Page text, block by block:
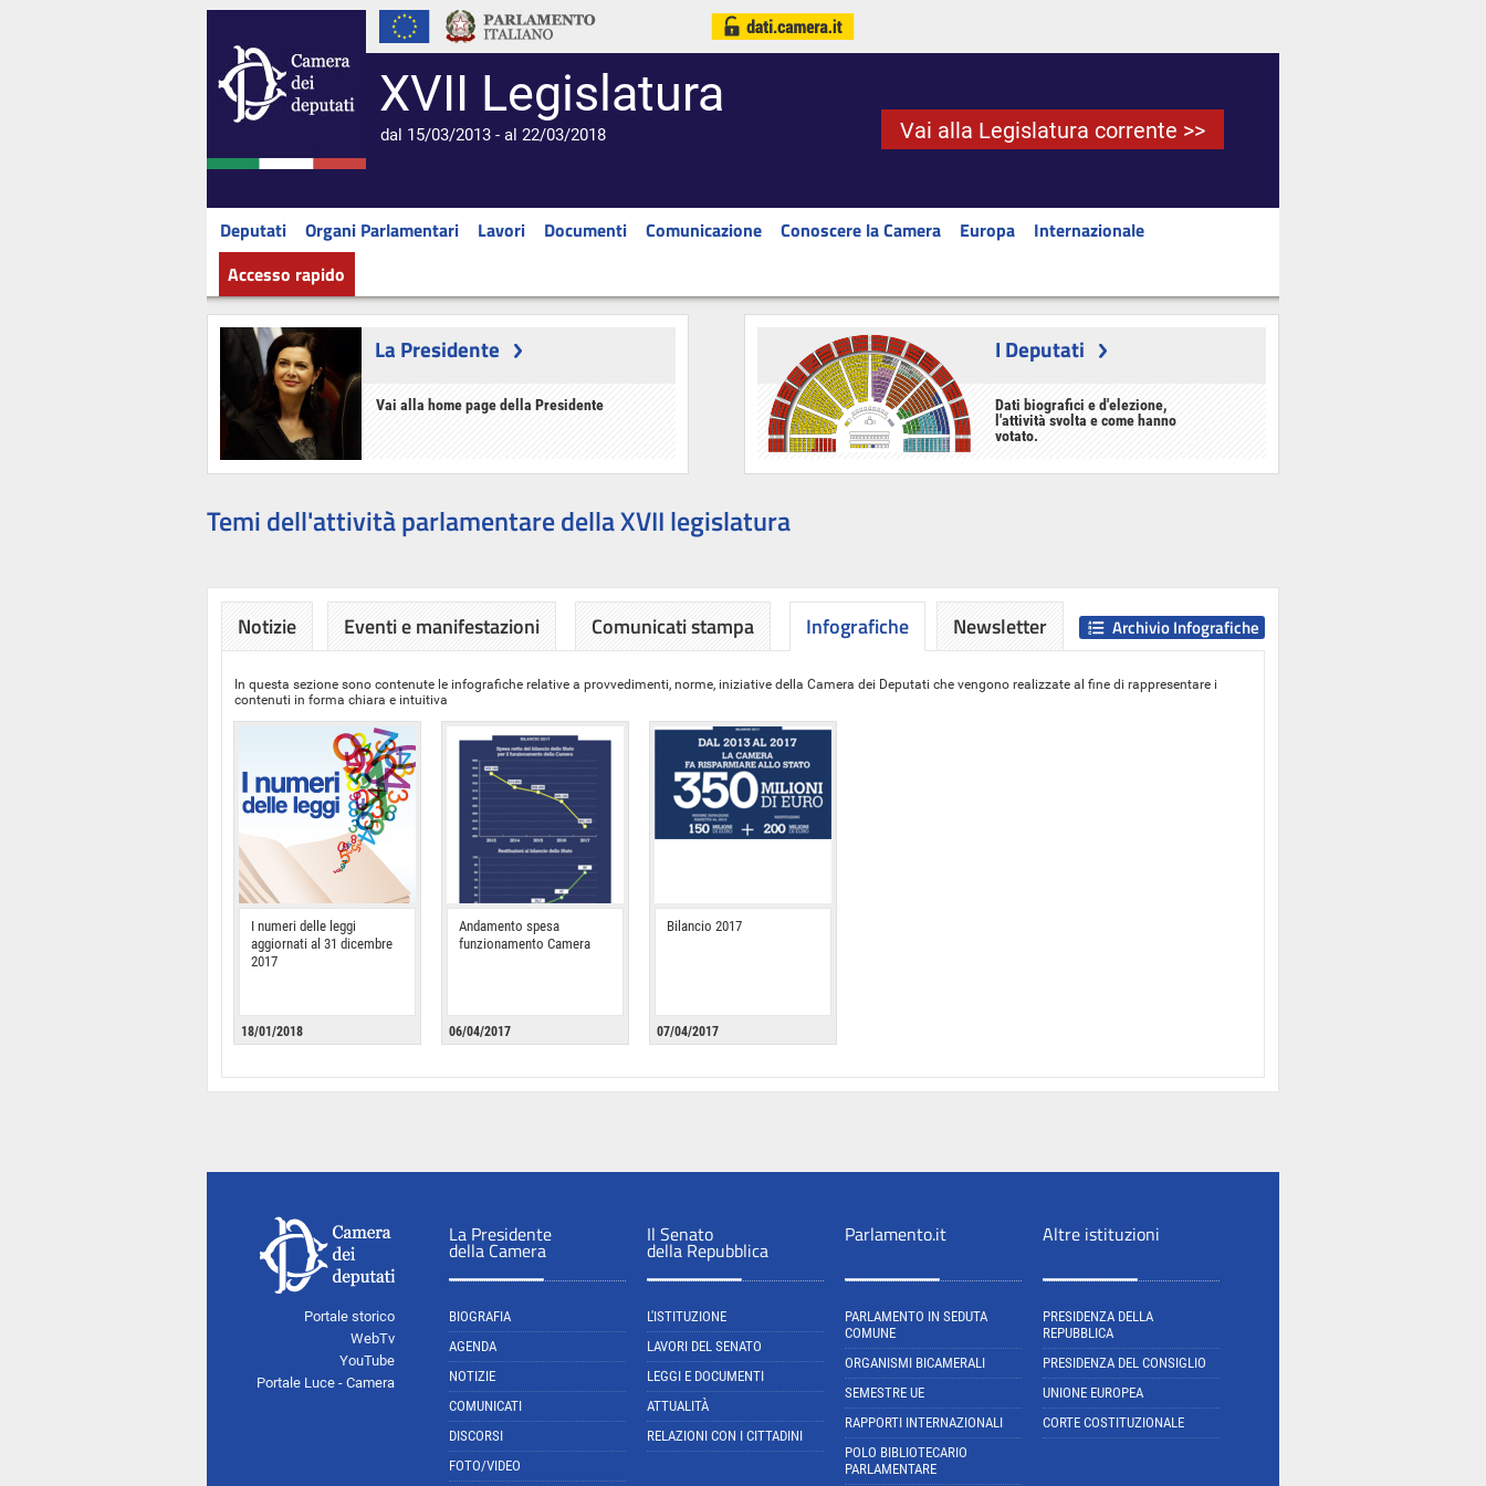
XVII Legislatura
dal 15/03/2013 - al 22/03/2018 Vai alla Legislatura corrente >>
Deputati Organi Parlamentari Lavori Documenti Comunicazione Conoscere la Camera Europa
Internazionale
Accesso rapido
La Presidente
Vai alla home page della Presidente
I Deputati
Dati biografici e d'elezione,
l'attività svolta e come hanno
votato.
Temi dell'attività parlamentare della XVII legislatura
Notizie Eventi e manifestazioni Comunicati stampa Infografiche
In questa sezione sono contenute le infografiche relative a provvedimenti, norme, iniziative della Camera dei Deputati che vengono realizzate al fine di rappresentare i
contenuti in forma chiara e intuitiva
I numeri delle leggi
aggiornati al 31 dicembre
2017
18/01/2018
Andamento spesa
funzionamento Camera
06/04/2017
Bilancio 2017
07/04/2017
Archivio Infografiche
Newsletter
Portale storico
WebTv
YouTube
Portale Luce - Camera
La Presidente
della Camera
BIOGRAFIA
AGENDA
NOTIZIE
COMUNICATI
DISCORSI
FOTO/VIDEO
Il Senato
della Repubblica
L'ISTITUZIONE
LAVORI DEL SENATO
LEGGI E DOCUMENTI
ATTUALITÀ
RELAZIONI CON I CITTADINI
Parlamento.it
PARLAMENTO IN SEDUTA
COMUNE
ORGANISMI BICAMERALI
SEMESTRE UE
RAPPORTI INTERNAZIONALI
POLO BIBLIOTECARIO
PARLAMENTARE
Altre istituzioni
PRESIDENZA DELLA
REPUBBLICA
PRESIDENZA DEL CONSIGLIO
UNIONE EUROPEA
CORTE COSTITUZIONALE